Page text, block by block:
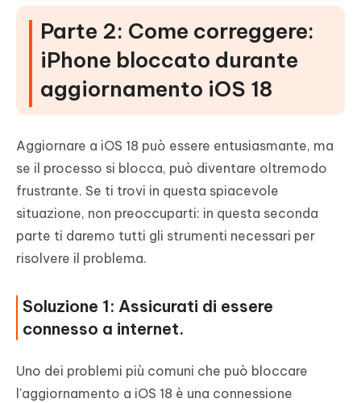
Parte 2: Come correggere:
iPhone bloccato durante
aggiornamento iOS 18
Aggiornare a iOS 18 può essere entusiasmante, ma
se il processo si blocca, può diventare oltremodo
frustrante. Se ti trovi in questa spiacevole
situazione, non preoccuparti: in questa seconda
parte ti daremo tutti gli strumenti necessari per
risolvere il problema.
Soluzione 1: Assicurati di essere
connesso a internet.
Uno dei problemi più comuni che può bloccare
l'aggiornamento a iOS 18 è una connessione